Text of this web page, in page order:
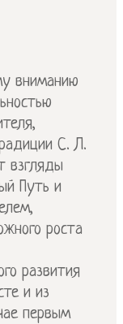
вниманию
С. Л.
взгляды
Путь и
роста
развития
и из
первым